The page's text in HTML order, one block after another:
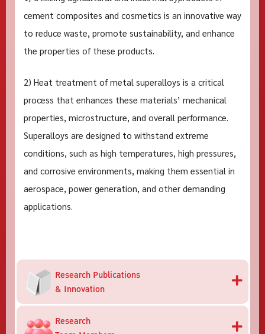
cement composites and cosmetics is an innovative way
to reduce waste, promote sustainability, and enhance
the properties of these products.
2) Heat treatment of metal superalloys is a critical
process that enhances these materials’ mechanical
properties, microstructure, and overall performance.
Superalloys are designed to withstand extreme
conditions, such as high temperatures, high pressures,
and corrosive environments, making them essential in
aerospace, power generation, and other demanding
applications.
Research Publications
& Innovation
Research